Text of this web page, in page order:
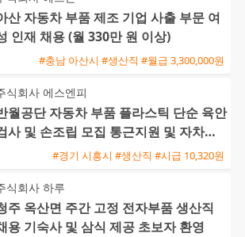
산 자동차 부품 제조 기업 사출 부문 여
인재 채용 (월 330만 원 이상)
#충남 아산시 #생산직 #월급 3,300,000원
식회사 에스엔피
월공단 자동차 부품 플라스틱 단순 육안
사 및 손조립 모집 통근지원 및 자차수
#경기 시흥시 #생산직 #시급 10,320원
식회사 하루
주 옥산면 주간 고정 전자부품 생산직
용 기숙사 및 삼식 제공 초보자 환영